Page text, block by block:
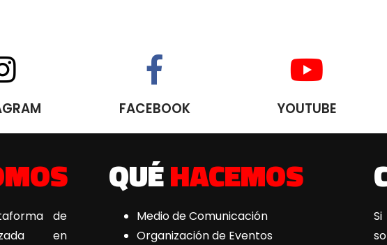
FACEBOOK YOUTUBE
de
en
QUÉHACEMOS
Medio de Comunicación
Organización de Eventos